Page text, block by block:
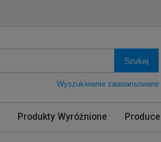
Szukaj
Wyszukiwanie zaawansowane
Produkty Wyróżnione